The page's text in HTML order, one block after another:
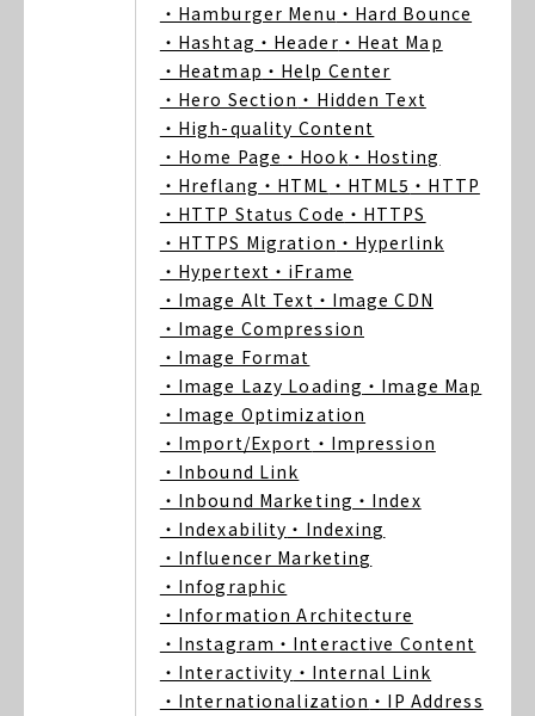
・Hamburger Menu ・Hard Bounce
・Hashtag ・Header ・Heat Map
・Heatmap ・Help Center
・Hero Section ・Hidden Text
・High-quality Content
・Home Page ・Hook ・Hosting
・Hreflang ・HTML ・HTML5 ・HTTP
・HTTP Status Code ・HTTPS
・HTTPS Migration ・Hyperlink
・Hypertext ・iFrame
・Image Alt Text ・Image CDN
・Image Compression
・Image Format
・Image Lazy Loading ・Image Map
・Image Optimization
・Import/Export ・Impression
・Inbound Link
・Inbound Marketing ・Index
・Indexability ・Indexing
・Influencer Marketing
・Infographic
・Information Architecture
・Instagram ・Interactive Content
・Interactivity ・Internal Link
・Internationalization ・IP Address